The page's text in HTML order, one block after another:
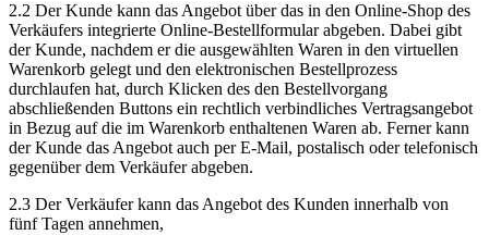
2.2 Der Kunde kann das Angebot über das in den Online-Shop des
Verkäufers integrierte Online-Bestellformular abgeben. Dabei gibt
der Kunde, nachdem er die ausgewählten Waren in den virtuellen
Warenkorb gelegt und den elektronischen Bestellprozess
durchlaufen hat, durch Klicken des den Bestellvorgang
abschließenden Buttons ein rechtlich verbindliches Vertragsangebot
in Bezug auf die im Warenkorb enthaltenen Waren ab. Ferner kann
der Kunde das Angebot auch per E-Mail, postalisch oder telefonisch
gegenüber dem Verkäufer abgeben.
2.3 Der Verkäufer kann das Angebot des Kunden innerhalb von
fünf Tagen annehmen,